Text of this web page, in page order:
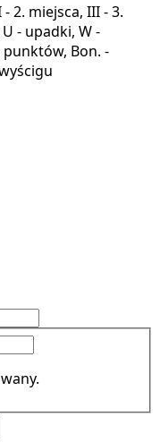
2. miejsca, III - 3.
- upadki, W -
punktów, Bon. -